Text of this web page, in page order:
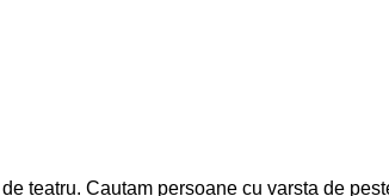
teatru. Cautam persoane cu varsta de